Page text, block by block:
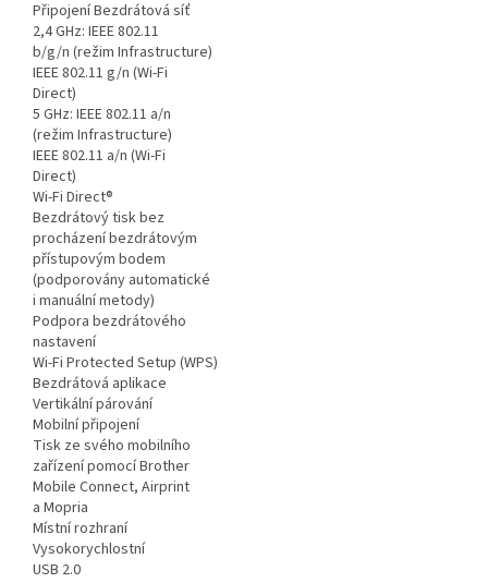
Připojení Bezdrátová síť
2,4 GHz: IEEE 802.11
b/g/n (režim Infrastructure)
IEEE 802.11 g/n (Wi-Fi
Direct)
5 GHz: IEEE 802.11 a/n
(režim Infrastructure)
IEEE 802.11 a/n (Wi-Fi
Direct)
Wi-Fi Direct®
Bezdrátový tisk bez
procházení bezdrátovým
přístupovým bodem
(podporovány automatické
i manuální metody)
Podpora bezdrátového
nastavení
Wi-Fi Protected Setup (WPS)
Bezdrátová aplikace
Vertikální párování
Mobilní připojení
Tisk ze svého mobilního
zařízení pomocí Brother
Mobile Connect, Airprint
a Mopria
Místní rozhraní
Vysokorychlostní
USB 2.0